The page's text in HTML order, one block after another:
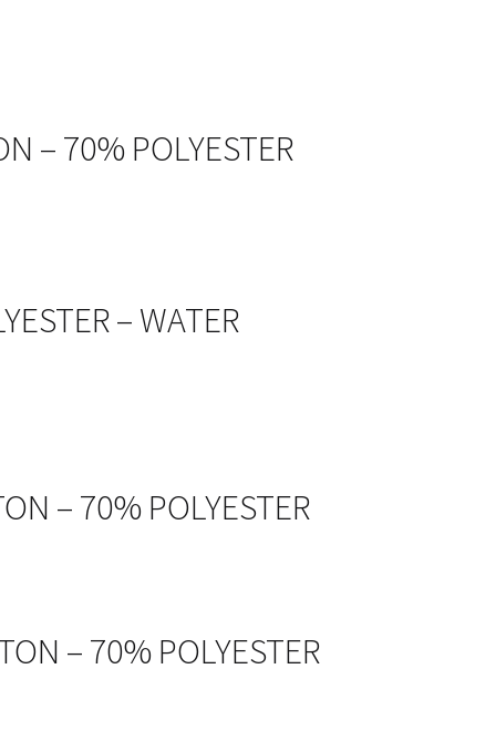
– 70% POLYESTER
– WATER
– 70% POLYESTER
– 70% POLYESTER